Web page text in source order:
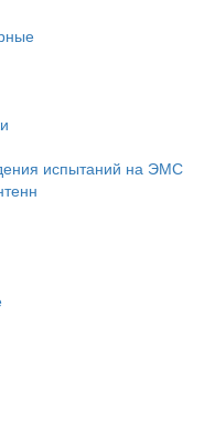
испытаний на ЭМС